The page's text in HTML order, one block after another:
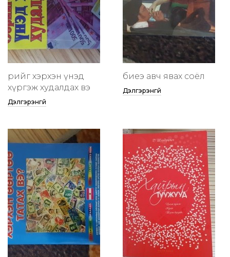
өөрийгөө хэрхэн үнэд
хүргэж худалдах вэ
Дэлгэрэнгүй
биеэ авч явах соёл
Дэлгэрэнгүй